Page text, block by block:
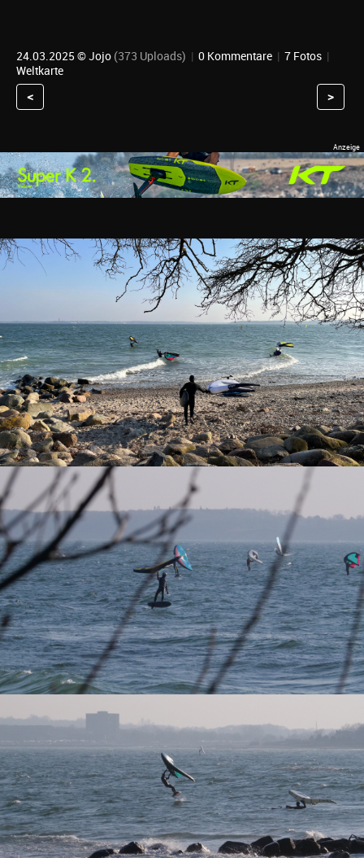
24.03.2025 ©Jojo (373 Uploads) | 0 Kommentare | 7 Fotos |
Weltkarte
< >